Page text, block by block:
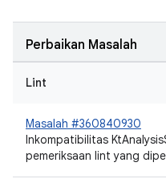
Perbaikan Masalah
Lint
Masalah #360840930
Inkompatibilitas
pemeriksaan lint yang